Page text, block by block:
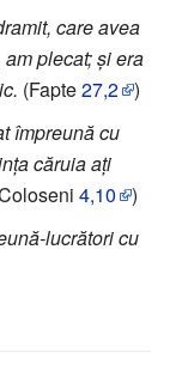
care avea
plecat; și era
(Fapte27,2 )
împreună cu
căruia ați
4,10
)
lucrători cu